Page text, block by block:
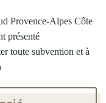
Provence-Alpes Côte
présenté
toute subvention et à